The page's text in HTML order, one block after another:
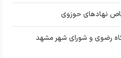
نهادهای حوزوی
رضوی و شورای شهر مشهد